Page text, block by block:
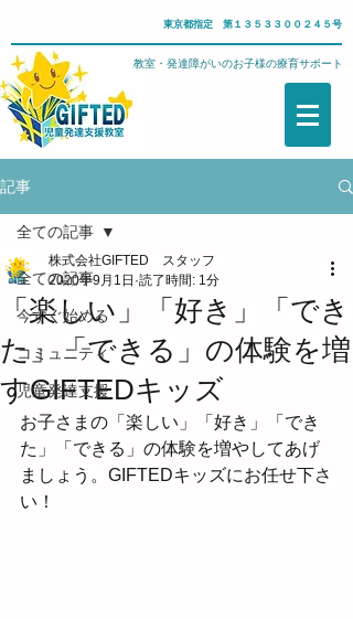
東京都指定 第１３５３３００２４５号
武蔵野市・児童発達支援教室・発達障がいのお子様の療育サポート
記事
全ての記事
今すぐ始める
コミュニティ
児童発達支援
全ての記事
「楽しい」「好き」「でき
た」「できる」の体験を増
すGIFTEDキッズ
株式会社GIFTED スタッフ
2020年9月1日 読了時間: 1分
お子さまの「楽しい」「好き」「でき
た」「できる」の体験を増やしてあげ
ましょう。GIFTEDキッズにお任せ下さ
い！